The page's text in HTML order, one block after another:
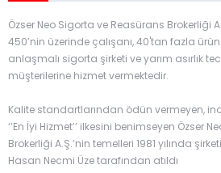
Özser Neo Sigorta ve Reasürans Brokerliği
450’nin üzerinde çalışanı, 40'tan fazla
anlaşmalı sigorta şirketi ve yarım asırlık
müşterilerine hizmet vermektedir.
Kalite standartlarından ödün vermeyen,
‘’En İyi Hizmet’’ ilkesini benimseyen Özser
Brokerliği A.Ş.’nin temelleri 1981 yılında
Hasan Necmi Üze tarafından atıldı